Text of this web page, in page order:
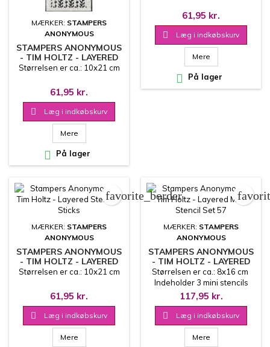
MÆRKER: STAMPERS
ANONYMOUS
STAMPERS ANONYMOUS
- TIM HOLTZ - LAYERED
STENCIL - BERRY LEAVES
Størrelsen er ca.: 10x21 cm
61,95 kr.
 Læg i indkøbskurv
Mere
 På lager
61,95 kr.
 Læg i indkøbskurv
Mere
 På lager
MÆRKER: STAMPERS
ANONYMOUS
STAMPERS ANONYMOUS
- TIM HOLTZ - LAYERED
STENCIL - STICKS
Størrelsen er ca.: 10x21 cm
61,95 kr.
 Læg i indkøbskurv
Mere
favorite_border
MÆRKER: STAMPERS
ANONYMOUS
STAMPERS ANONYMOUS
- TIM HOLTZ - LAYERED
MINI STENCIL SET 57
Størrelsen er ca.: 8x16 cm
Indeholder 3 mini stencils
117,95 kr.
 Læg i indkøbskurv
Mere